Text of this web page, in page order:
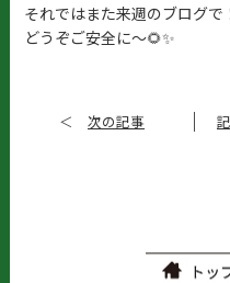
それではまた来週のブログで
どうぞご安全に〜🌻✨
＜ 次の記事